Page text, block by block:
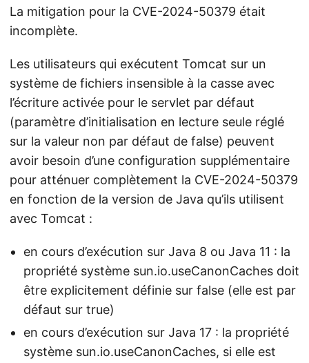
La mitigation pour la CVE-2024-50379 était
incomplète.
Les utilisateurs qui exécutent Tomcat sur un
système de fichiers insensible à la casse avec
l’écriture activée pour le servlet par défaut
(paramètre d’initialisation en lecture seule réglé
sur la valeur non par défaut de false) peuvent
avoir besoin d’une configuration supplémentaire
pour atténuer complètement la CVE-2024-50379
en fonction de la version de Java qu’ils utilisent
avec Tomcat :
en cours d’exécution sur Java 8 ou Java 11 : la
propriété système sun.io.useCanonCaches doit
être explicitement définie sur false (elle est par
défaut sur true)
en cours d’exécution sur Java 17 : la propriété
système sun.io.useCanonCaches, si elle est